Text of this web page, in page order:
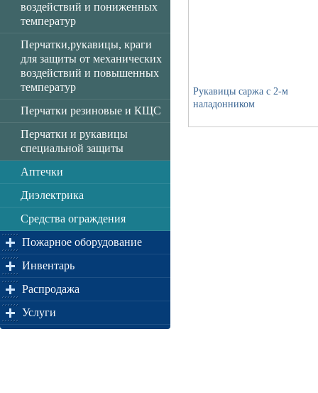
воздействий и пониженных
температур
Перчатки,рукавицы, краги
для защиты от механических
воздействий и повышенных
температур
Перчатки резиновые и КЩС
Перчатки и рукавицы
специальной защиты
Аптечки
Диэлектрика
Средства ограждения
Пожарное оборудование
Инвентарь
Распродажа
Услуги
Рукавицы саржа с 2-м
наладонником